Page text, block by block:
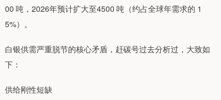
00 吨，2026年预计扩大至4500 吨（约占全球年需求的 1
5%）。
白银供需严重脱节的核心矛盾，赶碳号过去分析过，大致如
下：
供给刚性短缺